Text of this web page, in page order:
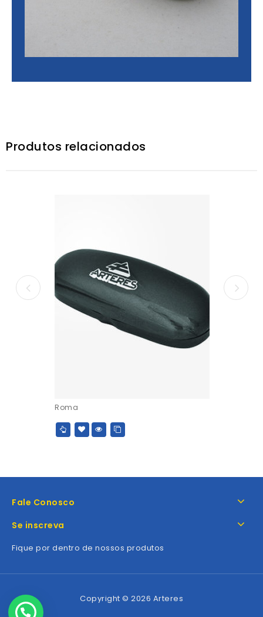
Produtos relacionados
Roma
Fale Conosco
Se inscreva
Fique por dentro de nossos produtos
Copyright © 2026 Arteres